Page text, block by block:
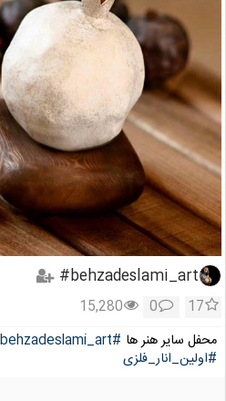
behzadeslami_art#
17
0
15,280
محفل سایر هنر ها #behzadeslami_art
#اولین_انار_فلزی